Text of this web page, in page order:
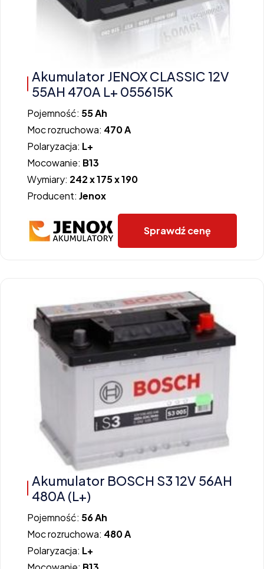
Akumulator JENOX CLASSIC 12V
55AH 470A L+ 055615K
Pojemność: 55 Ah
Moc rozruchowa: 470 A
Polaryzacja: L+
Mocowanie: B13
Wymiary: 242 x 175 x 190
Producent: Jenox
Sprawdź cenę
Akumulator BOSCH S3 12V 56AH
480A (L+)
Pojemność: 56 Ah
Moc rozruchowa: 480 A
Polaryzacja: L+